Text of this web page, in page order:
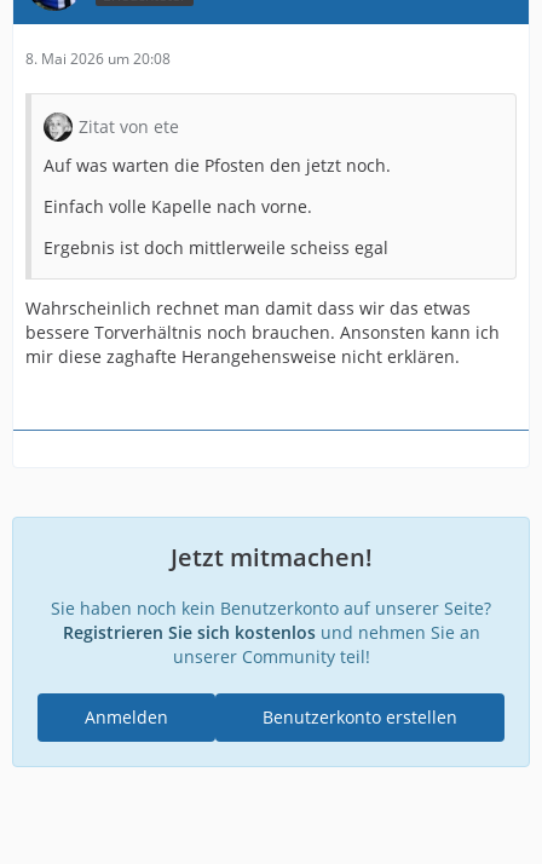
8. Mai 2026 um 20:08
Zitat von ete
Auf was warten die Pfosten den jetzt noch.
Einfach volle Kapelle nach vorne.
Ergebnis ist doch mittlerweile scheiss egal
Wahrscheinlich rechnet man damit dass wir das etwas
bessere Torverhältnis noch brauchen. Ansonsten kann ich
mir diese zaghafte Herangehensweise nicht erklären.
Jetzt mitmachen!
Sie haben noch kein Benutzerkonto auf unserer Seite?
Registrieren Sie sich kostenlosund nehmen Sie an
unserer Community teil!
Benutzerkonto erstellen
Anmelden